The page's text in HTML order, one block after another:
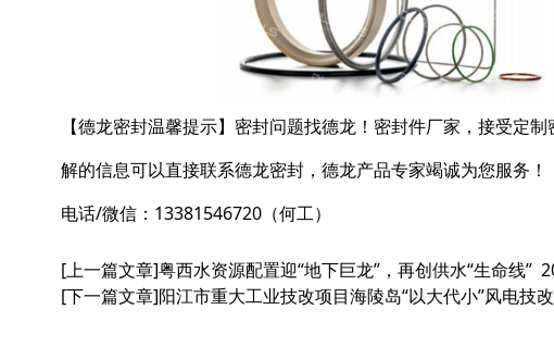
【德龙密封温馨提示】密封问题找德龙！密封件厂家，接受定
解的信息可以直接联系德龙密封，德龙产品专家竭诚为您服务！
电话/微信：13381546720（何工）
[上一篇文章]粤西水资源配置迎“地下巨龙”，再创供水“生命线”
[下一篇文章]阳江市重大工业技改项目海陵岛“以大代小”风电技